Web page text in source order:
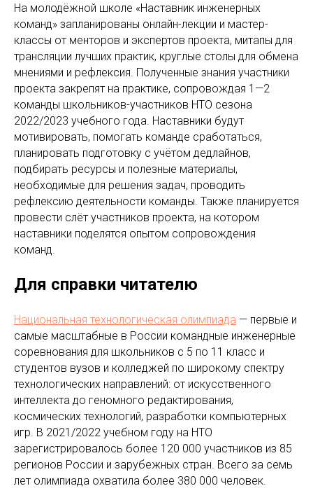
На молодёжной школе «Наставник инженерных
команд» запланированы онлайн-лекции и мастер-
классы от менторов и экспертов проекта, митапы для
трансляции лучших практик, круглые столы для обмена
мнениями и рефлексия. Полученные знания участники
проекта закрепят на практике, сопровождая 1—2
команды школьников-участников НТО сезона
2022/2023 учебного года. Наставники будут
мотивировать, помогать команде сработаться,
планировать подготовку с учётом дедлайнов,
подбирать ресурсы и полезные материалы,
необходимые для решения задач, проводить
рефлексию деятельности команды. Также планируется
провести слёт участников проекта, на котором
наставники поделятся опытом сопровождения
команд.
Для справки читателю
Национальная технологическая олимпиада — первые и
самые масштабные в России командные инженерные
соревнования для школьников c 5 по 11 класс и
студентов вузов и колледжей по широкому спектру
технологических направлений: от искусственного
интеллекта до геномного редактирования,
космических технологий, разработки компьютерных
игр. В 2021/2022 учебном году на НТО
зарегистрировалось более 120 000 участников из 85
регионов России и зарубежных стран. Всего за семь
лет олимпиада охватила более 380 000 человек.